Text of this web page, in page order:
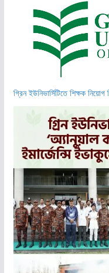
গ্রিন ইউনিভার্সিটিতে শিক্ষক